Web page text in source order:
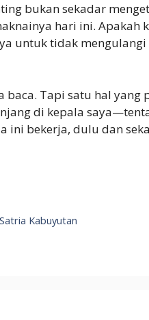
bukan sekadar
hari ini. Apakah
untuk tidak mengulangi
baca. Tapi satu hal yang
di kepala
ini bekerja, dulu dan
Kabuyutan